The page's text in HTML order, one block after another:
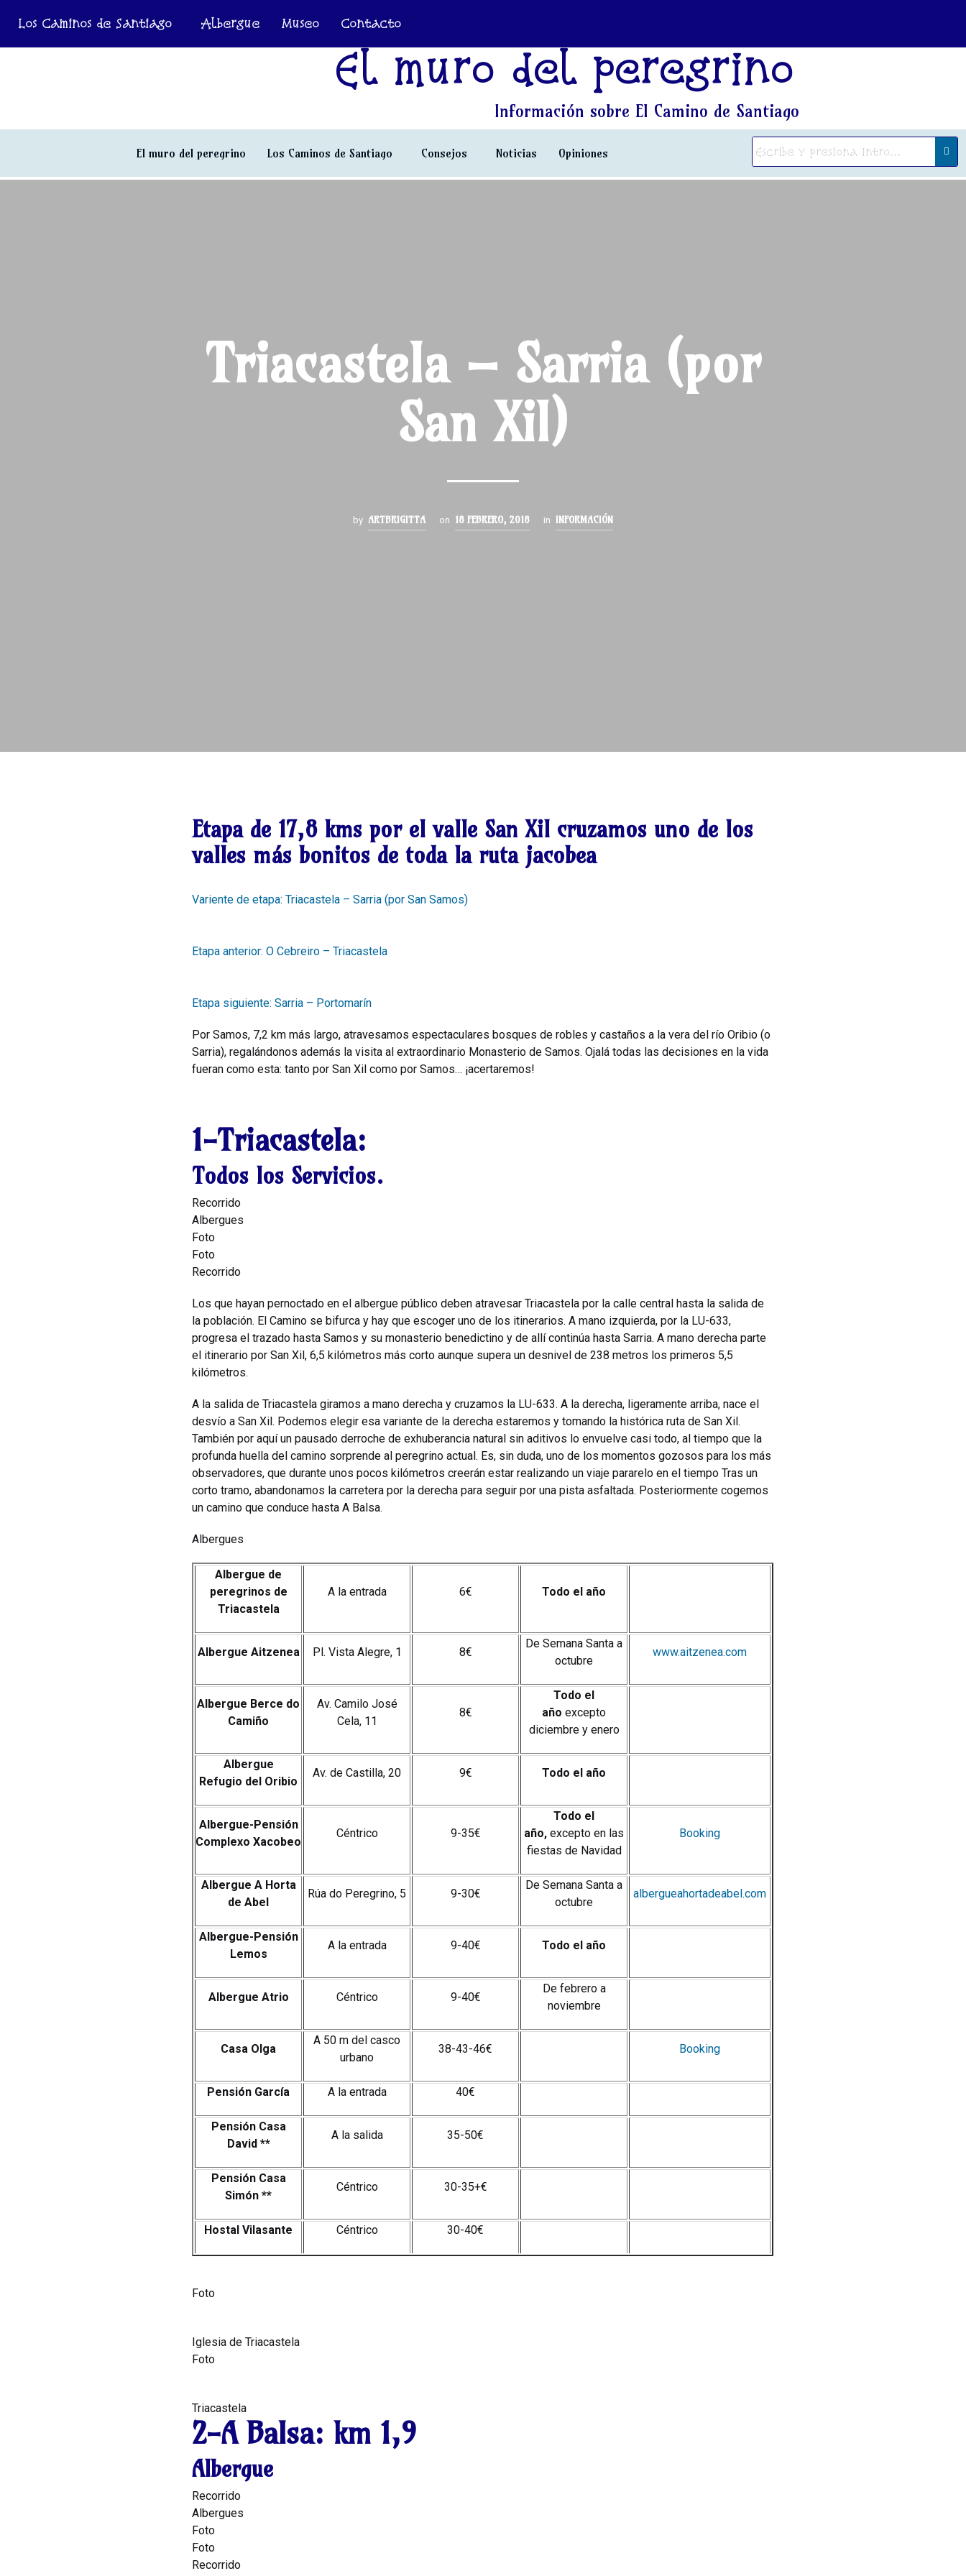
Los Caminos de Santiago Albergue Museo Contacto
El muro del peregrino
Información sobre El Camino de Santiago
El muro del peregrino Los Caminos de Santiago Consejos Noticias Opiniones
Triacastela – Sarria (por
San Xil)
by ARTBRIGITTA on 18 FEBRERO, 2018 in INFORMACIÓN
Etapa de 17,8 kms por el valle San Xil cruzamos uno de los
valles más bonitos de toda la ruta jacobea
Variente de etapa: Triacastela – Sarria (por San Samos)
Etapa anterior: O Cebreiro – Triacastela
Etapa siguiente: Sarria – Portomarín
Por Samos, 7,2 km más largo, atravesamos espectaculares bosques de robles y castaños a la vera del río Oribio (o
Sarria), regalándonos además la visita al extraordinario Monasterio de Samos. Ojalá todas las decisiones en la vida
fueran como esta: tanto por San Xil como por Samos… ¡acertaremos!
1-Triacastela:
Todos los Servicios.
Recorrido
Albergues
Foto
Foto
Recorrido
Los que hayan pernoctado en el albergue público deben atravesar Triacastela por la calle central hasta la salida de
la población. El Camino se bifurca y hay que escoger uno de los itinerarios. A mano izquierda, por la LU-633,
progresa el trazado hasta Samos y su monasterio benedictino y de allí continúa hasta Sarria. A mano derecha parte
el itinerario por San Xil, 6,5 kilómetros más corto aunque supera un desnivel de 238 metros los primeros 5,5
kilómetros.
A la salida de Triacastela giramos a mano derecha y cruzamos la LU-633. A la derecha, ligeramente arriba, nace el
desvío a San Xil. Podemos elegir esa variante de la derecha estaremos y tomando la histórica ruta de San Xil.
También por aquí un pausado derroche de exhuberancia natural sin aditivos lo envuelve casi todo, al tiempo que la
profunda huella del camino sorprende al peregrino actual. Es, sin duda, uno de los momentos gozosos para los más
observadores, que durante unos pocos kilómetros creerán estar realizando un viaje pararelo en el tiempo Tras un
corto tramo, abandonamos la carretera por la derecha para seguir por una pista asfaltada. Posteriormente cogemos
un camino que conduce hasta A Balsa.
Albergues
Albergue de
peregrinos de
Triacastela
A la entrada 6€ Todo el año
Albergue Aitzenea Pl. Vista Alegre, 1 8€
De Semana Santa a
octubre
www.aitzenea.com
Albergue Berce do
Camiño
Av. Camilo José
Cela, 11
8€
Todo el
año excepto
diciembre y enero
Albergue
Refugio del Oribio
Av. de Castilla, 20 9€ Todo el año
Albergue-Pensión
Complexo Xacobeo
Céntrico 9-35€
Todo el
año, excepto en las
fiestas de Navidad
Booking
Albergue A Horta
de Abel
Rúa do Peregrino, 5 9-30€
De Semana Santa a
octubre
albergueahortadeabel.com
Albergue-Pensión
Lemos
A la entrada 9-40€ Todo el año
Albergue Atrio Céntrico 9-40€
De febrero a
noviembre
Casa Olga
A 50 m del casco
urbano
38-43-46€ Booking
Pensión García A la entrada 40€
Pensión Casa
David **
A la salida 35-50€
Pensión Casa
Simón **
Céntrico 30-35+€
Hostal Vilasante Céntrico 30-40€
Foto
Iglesia de Triacastela
Foto
Triacastela
2-A Balsa:km 1,9
Albergue
Recorrido
Albergues
Foto
Foto
Recorrido